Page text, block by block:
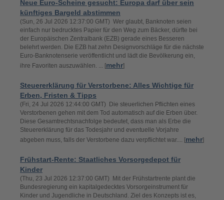
Neue Euro-Scheine gesucht: Europa darf über sein
künftiges Bargeld abstimmen
(Sun, 26 Jul 2026 12:37:00 GMT) Wer glaubt, Banknoten seien
einfach nur bedrucktes Papier für den Weg zum Bäcker, dürfte bei
der Europäischen Zentralbank (EZB) gerade eines Besseren
belehrt werden. Die EZB hat zehn Designvorschläge für die nächste
Euro-Banknotenserie veröffentlicht und lädt die Bevölkerung ein,
ihre Favoriten auszuwählen. ... [mehr]
Steuererklärung für Verstorbene: Alles Wichtige für
Erben, Fristen & Tipps
(Fri, 24 Jul 2026 12:44:00 GMT) Die steuerlichen Pflichten eines
Verstorbenen gehen mit dem Tod automatisch auf die Erben über.
Diese Gesamtrechtsnachfolge bedeutet, dass man als Erbe die
Steuererklärung für das Todesjahr und eventuelle Vorjahre
abgeben muss, falls der Verstorbene dazu verpflichtet war.... [mehr]
Frühstart-Rente: Staatliches Vorsorgedepot für
Kinder
(Thu, 23 Jul 2026 12:37:00 GMT) Mit der Frühstartrente plant die
Bundesregierung ein kapitalgedecktes Vorsorgeinstrument für
Kinder und Jugendliche in Deutschland. Ziel des Konzepts ist es,